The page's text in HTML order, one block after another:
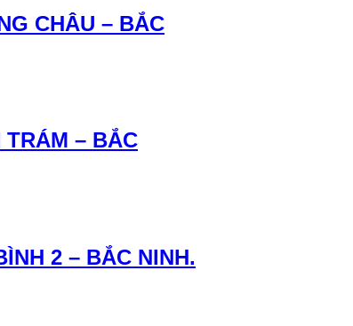
CHÂU – BẮC
– BẮC
2 – BẮC NINH.